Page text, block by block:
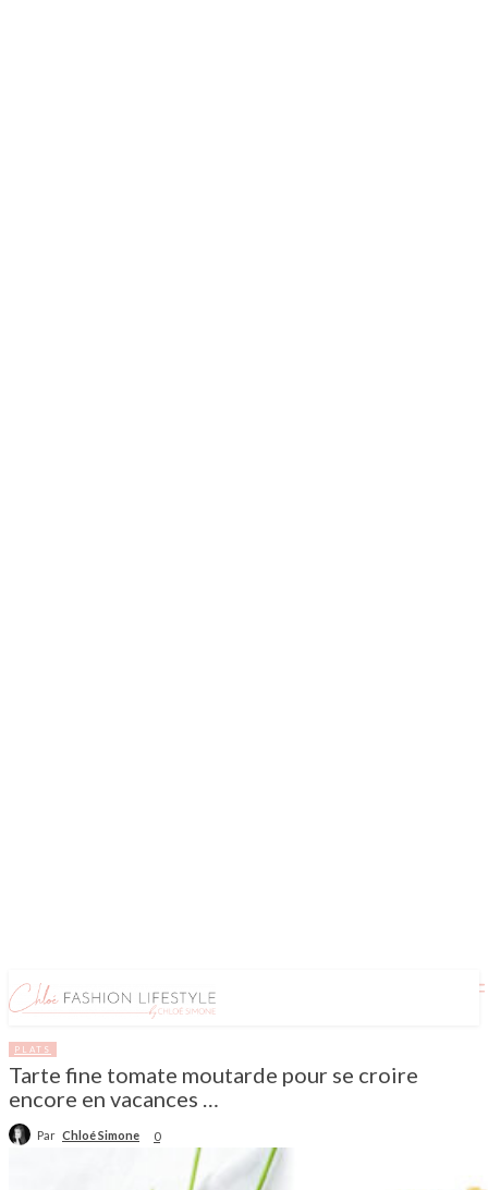
PLATS
Tarte fine tomate moutarde pour se croire
encore en vacances …
Par Chloé Simone 0